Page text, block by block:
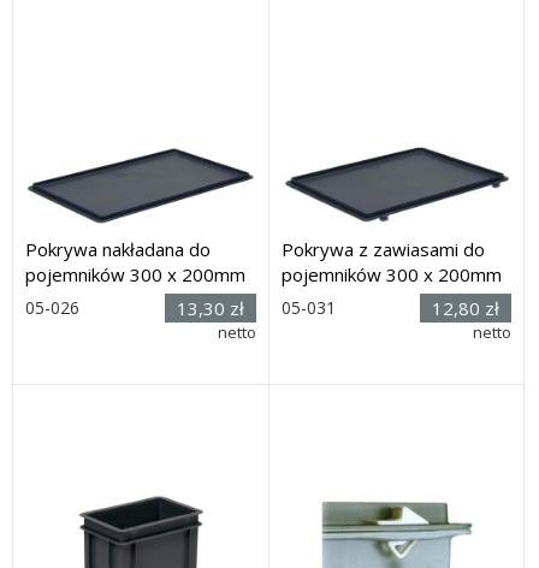
Pokrywa nakładana do
pojemników 300 x 200mm
05-026 13,30 zł
netto
Pokrywa z zawiasami do
pojemników 300 x 200mm
05-031 12,80 zł
netto